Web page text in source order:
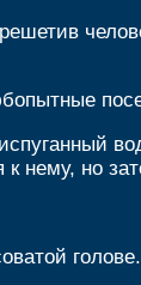
нему, но